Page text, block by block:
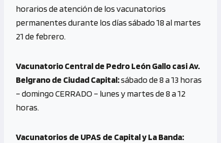
o
o
n
g
Li a
s
p
horarios de atención de los vacunatorios
permanentes durante los días sábado 18 al martes
21 de febrero.
Vacunatorio Central de Pedro León Gallo casi Av.
Belgrano de Ciudad Capital:sábado de 8 a 13 horas
– domingo CERRADO – lunes y martes de 8 a 12
horas.
Vacunatorios de UPAS de Capital y La Banda: